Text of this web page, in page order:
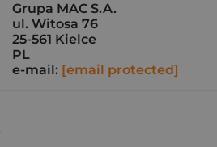
Grupa MAC S.A.
ul. Witosa 76
25-561 Kielce
PL
e-mail: [email protected]